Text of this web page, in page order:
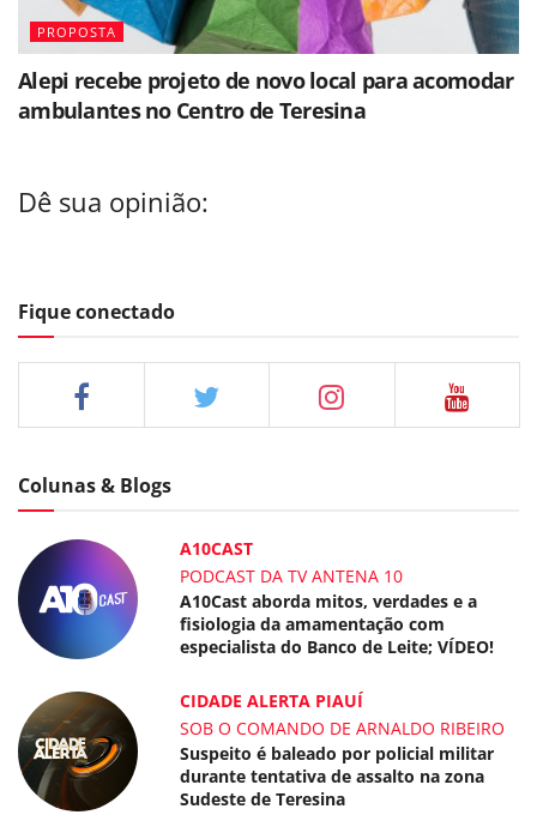
PROPOSTA
Alepi recebe projeto de novo local para acomodar
ambulantes no Centro de Teresina
Dê sua opinião:
Fique conectado
Colunas & Blogs
A10CAST
PODCAST DA TV ANTENA 10
A10Cast aborda mitos, verdades e a
fisiologia da amamentação com
especialista do Banco de Leite; VÍDEO!
CIDADE ALERTA PIAUÍ
SOB O COMANDO DE ARNALDO RIBEIRO
Suspeito é baleado por policial militar
durante tentativa de assalto na zona
Sudeste de Teresina